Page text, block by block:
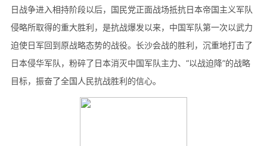
日战争进入相持阶段以后，国民党正面战场抵抗日本帝国主义军队
侵略所取得的重大胜利，是抗战爆发以来，中国军队第一次以武力
迫使日军回到原战略态势的战役。长沙会战的胜利，沉重地打击了
日本侵华军队，粉碎了日本消灭中国军队主力、“以战迫降”的战略
目标，振奋了全国人民抗战胜利的信心。